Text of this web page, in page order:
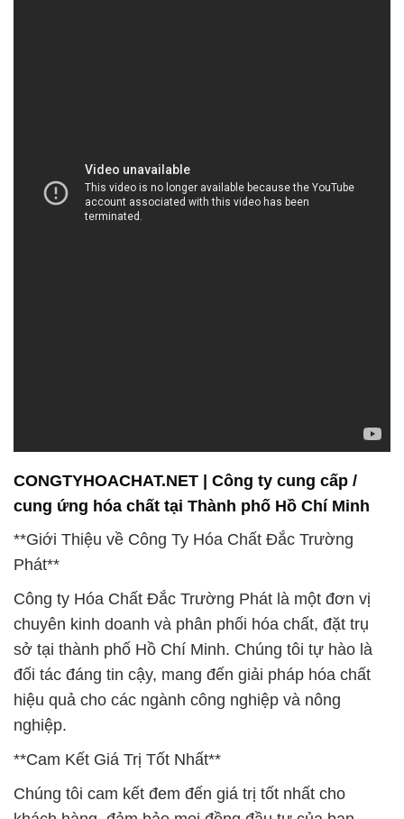
CONGTYHOACHAT.NET | Công ty cung cấp /
cung ứng hóa chất tại Thành phố Hồ Chí Minh
**Giới Thiệu về Công Ty Hóa Chất Đắc Trường
Phát**
Công ty Hóa Chất Đắc Trường Phát là một đơn vị
chuyên kinh doanh và phân phối hóa chất, đặt trụ
sở tại thành phố Hồ Chí Minh. Chúng tôi tự hào là
đối tác đáng tin cậy, mang đến giải pháp hóa chất
hiệu quả cho các ngành công nghiệp và nông
nghiệp.
**Cam Kết Giá Trị Tốt Nhất**
Chúng tôi cam kết đem đến giá trị tốt nhất cho